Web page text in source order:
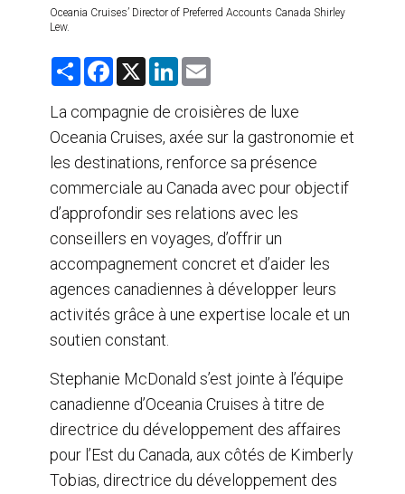
Oceania Cruises’ Director of Preferred Accounts Canada Shirley
Lew.
S
r
e
F
e
b
o
k
X
L
k
e
d
n
i
l
La compagnie de croisières de luxe
Oceania Cruises, axée sur la gastronomie et
les destinations, renforce sa présence
commerciale au Canada avec pour objectif
d’approfondir ses relations avec les
conseillers en voyages, d’offrir un
accompagnement concret et d’aider les
agences canadiennes à développer leurs
activités grâce à une expertise locale et un
soutien constant.
Stephanie McDonald s’est jointe à l’équipe
canadienne d’Oceania Cruises à titre de
directrice du développement des affaires
pour l’Est du Canada, aux côtés de Kimberly
Tobias, directrice du développement des